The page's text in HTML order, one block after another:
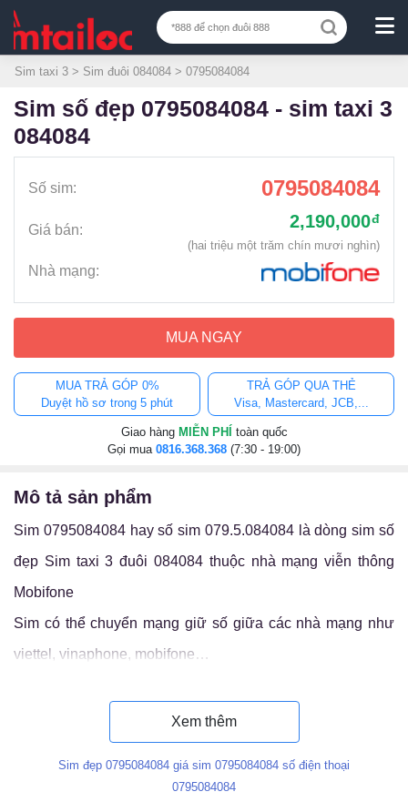
Sim taxi 3 > Sim đuôi 084084 > 0795084084
sim số đẹp 0795084084 - sim taxi 3
084084
Số sim: 0795084084
Giá bán: 2,190,000đ
(hai triệu một trăm chín mươi nghìn)
Nhà mạng:
MUA NGAY
MUA TRẢ GÓP 0%
Duyệt hồ sơ trong 5 phút
TRẢ GÓP QUA THẺ
Visa, Mastercard, JCB,...
Giao hàng MIỄN PHÍ toàn quốc
Gọi mua 0816.368.368 (7:30 - 19:00)
mô tả sản phẩm
Sim 0795084084 hay số sim 079.5.084084 là dòng sim số
đẹp Sim taxi 3 đuôi 084084 thuộc nhà mạng viễn thông
Mobifone
Sim có thể chuyển mạng giữ số giữa các nhà mạng như
viettel, vinaphone, mobifone…
Xem thêm
Sim đẹp 0795084084 giá sim 0795084084 số điện thoại
0795084084